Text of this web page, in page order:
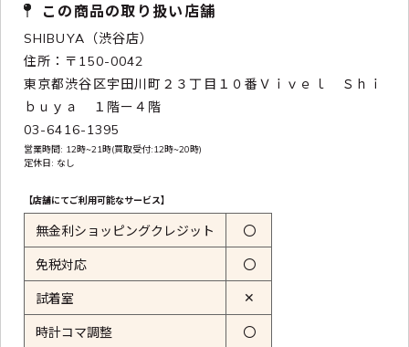
この商品の取り扱い店舗
SHIBUYA（渋谷店）
住所：〒150-0042
東京都渋谷区宇田川町２３丁目１０番Ｖｉｖｅｌ Ｓｈｉ
ｂｕｙａ １階ー４階
03-6416-1395
営業時間: 12時~21時(買取受付:12時~20時)
定休日: なし
【店舗にてご利用可能なサービス】
無金利ショッピングクレジット 〇
免税対応 〇
試着室 ✕
時計コマ調整 〇